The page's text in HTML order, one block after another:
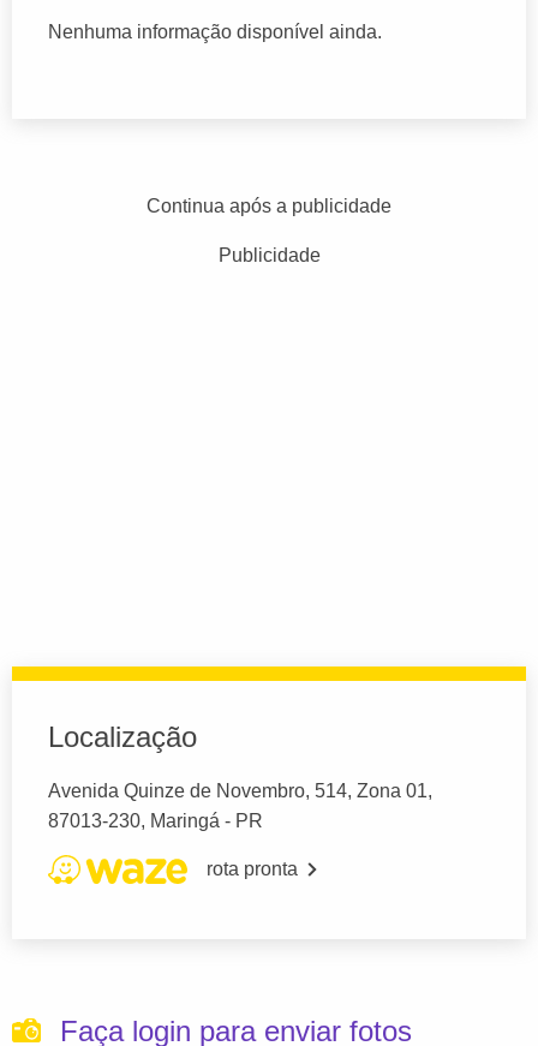
Nenhuma informação disponível ainda.
Continua após a publicidade
Publicidade
Localização
Avenida Quinze de Novembro, 514, Zona 01,
87013-230, Maringá - PR
rota pronta
Faça login para enviar fotos